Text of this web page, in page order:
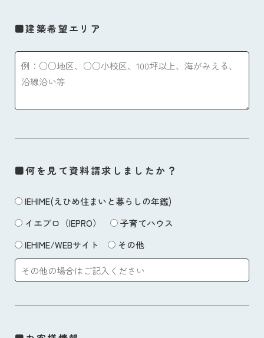
■建築希望エリア
■何を見て資料請求しましたか？
IEHIME(えひめ住まいと暮らしの年鑑)
イエプロ（IEPRO）
子育てハウス
IEHIME/WEBサイト
その他